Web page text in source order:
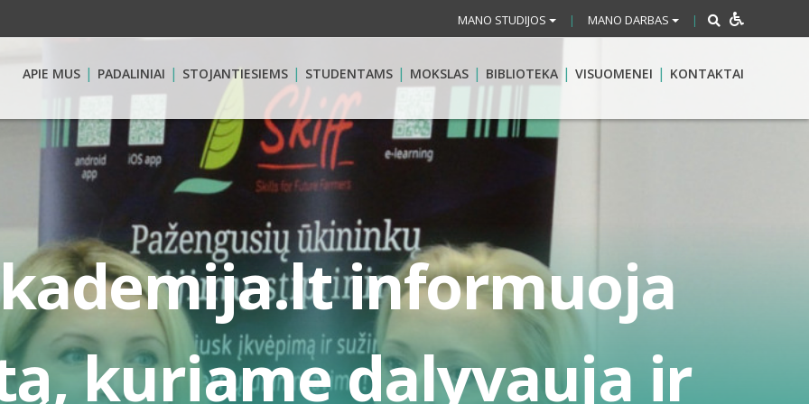
MANO STUDIJOS | MANO DARBAS |
APIE MUS PADALINIAI STOJANTIESIEMS STUDENTAMS MOKSLAS BIBLIOTEKA VISUOMENEI KONTAKTAI
informuoja
kuriame dalyvauja ir